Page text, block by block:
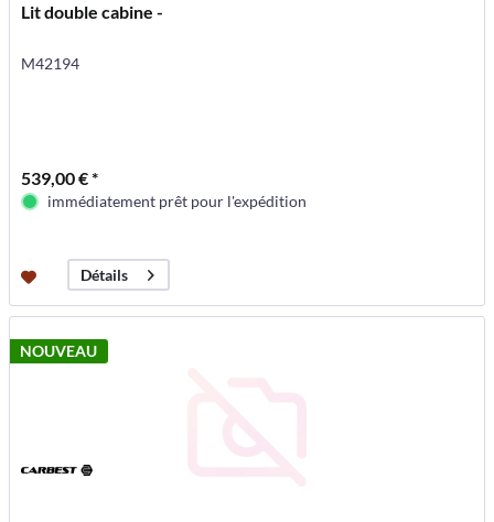
Lit double cabine -
M42194
539,00 € *
immédiatement prêt pour l'expédition
Détails
NOUVEAU